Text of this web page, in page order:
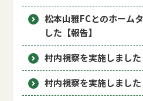
松本山雅FCとのホーム
した【報告】
村内視察を実施しまし
村内視察を実施しました